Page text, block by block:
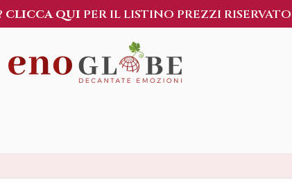
CLICCA QUI PER IL LISTINO PREZZI